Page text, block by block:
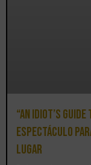
“An Idiot’s
espectáculo
lugar